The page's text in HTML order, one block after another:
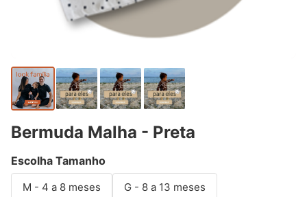
Bermuda Malha - Preta
Escolha Tamanho
M - 4 a 8 meses G - 8 a 13 meses